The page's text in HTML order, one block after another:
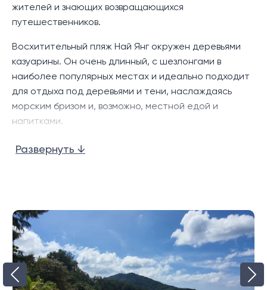
жителей и знающих возвращающихся
путешественников.
Восхитительный пляж Най Янг окружен деревьями
казуарины. Он очень длинный, с шезлонгами в
наиболее популярных местах и идеально подходит
для отдыха под деревьями и тени, наслаждаясь
морским бризом и, возможно, местной едой и
напитками.
Поскольку большая часть пляжа находится в
ресторанов и баров, а местный рынок свежих
продуктов привлекает внимание как местных
жителей, так и туристов.
Как и многие пляжи на севере Пхукета, низкий сезон
Развернуть ↓